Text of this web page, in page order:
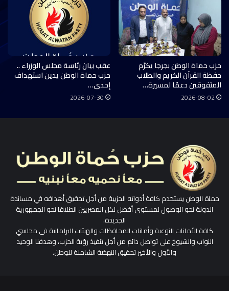
حزب حماة الوطن بجرجا يكرّم
حفظة القرآن الكريم والطلاب
المتفوقين دعمًا لمسيرة…
2026-08-02
عقب بيان رئاسة مجلس الوزراء ..
حزب حماة الوطن يدين استهداف
إحدى…
2026-07-30
حماة الوطن يستخدم كافة أدواته الحزبية من أجل تحقيق أهدافه في مساندة
الدولة نحو الوصول لمستوى أفضل لكل المصريين انطلاقا نحو الجمهورية
الجديدة.
كافة الأمانات النوعية وأمانات المحافظات والهيئات البرلمانية في مجلسي
النواب والشيوخ على تواصل دائم من أجل تنفيذ رؤية الحزب، وهدفنا الوحيد
والأول والأخير تحقيق النهضة الشاملة للوطن.